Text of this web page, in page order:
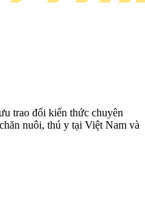
trao đổi kiến thức chuyên
nuôi, thú y tại Việt Nam và